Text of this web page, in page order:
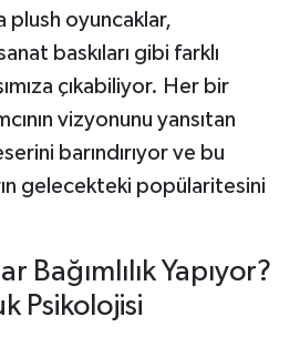
plush oyuncaklar,
baskıları gibi farklı
çıkabiliyor. Her bir
vizyonunu yansıtan
barındırıyor ve bu
gelecekteki popülaritesini
Bağımlılık Yapıyor?
Psikolojisi